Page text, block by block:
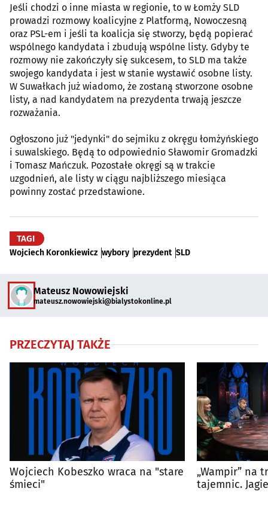
Jeśli chodzi o inne miasta w regionie, to w Łomży SLD
prowadzi rozmowy koalicyjne z Platformą, Nowoczesną
oraz PSL-em i jeśli ta koalicja się stworzy, będą popierać
wspólnego kandydata i zbudują wspólne listy. Gdyby te
rozmowy nie zakończyły się sukcesem, to SLD ma także
swojego kandydata i jest w stanie wystawić osobne listy.
W Suwałkach już wiadomo, że zostaną stworzone osobne
listy, a nad kandydatem na prezydenta trwają jeszcze
rozważania.
Ogłoszono już "jedynki" do sejmiku z okręgu łomżyńskiego
i suwalskiego. Będą to odpowiednio Sławomir Gromadzki
i Tomasz Mańczuk. Pozostałe okręgi są w trakcie
uzgodnień, ale listy w ciągu najbliższego miesiąca
powinny zostać przedstawione.
TAGI
Wojciech Koronkiewicz wybory prezydent SLD
Mateusz Nowowiejski
mateusz.nowowiejski@bialystokonline.pl
PRZECZYTAJ TAKŻE
Wojciech Kobeszko wraca na "stare
śmieci"
„Wampir” na
tajemnic.